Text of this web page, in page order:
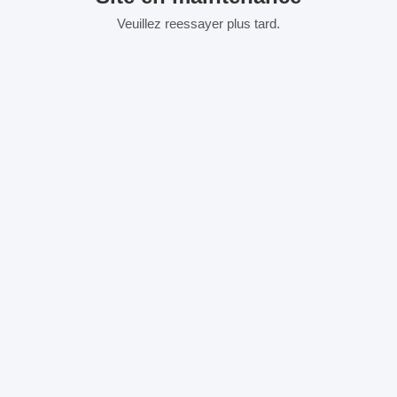
Veuillez reessayer plus tard.